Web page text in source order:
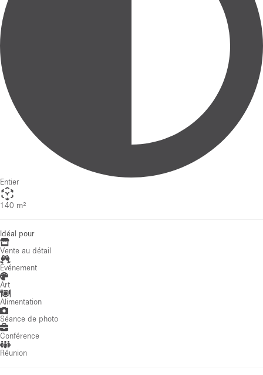
Entier
140 m²
Idéal pour
Vente au détail
Événement
Art
Alimentation
Séance de photo
Conférence
Réunion